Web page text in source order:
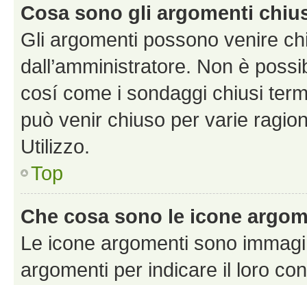
Cosa sono gli argomenti
Gli argomenti possono venire
dall’amministratore. Non è
cosí come i sondaggi chiusi
può venir chiuso per varie
Utilizzo.
Top
Che cosa sono le icone
Le icone argomenti sono
argomenti per indicare il loro